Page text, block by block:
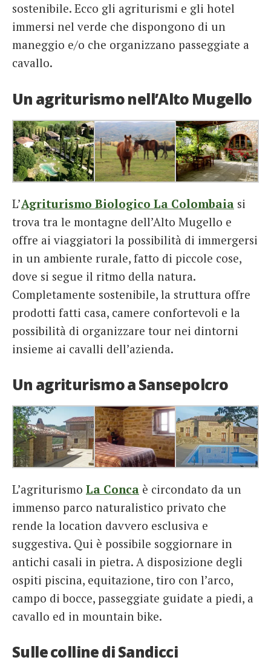
sostenibile. Ecco gli agriturismi e gli hotel
immersi nel verde che dispongono di un
maneggio e/o che organizzano passeggiate a
cavallo.
Un agriturismo nell’Alto Mugello
L’Agriturismo Biologico La Colombaia si
trova tra le montagne dell’Alto Mugello e
offre ai viaggiatori la possibilità di immergersi
in un ambiente rurale, fatto di piccole cose,
dove si segue il ritmo della natura.
Completamente sostenibile, la struttura offre
prodotti fatti casa, camere confortevoli e la
possibilità di organizzare tour nei dintorni
insieme ai cavalli dell’azienda.
Un agriturismo a Sansepolcro
L’agriturismo La Conca è circondato da un
immenso parco naturalistico privato che
rende la location davvero esclusiva e
suggestiva. Qui è possibile soggiornare in
antichi casali in pietra. A disposizione degli
ospiti piscina, equitazione, tiro con l’arco,
campo di bocce, passeggiate guidate a piedi, a
cavallo ed in mountain bike.
Sulle colline di Sandicci